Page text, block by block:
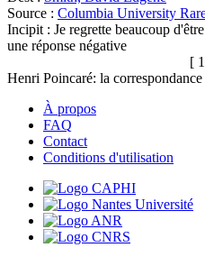
Source : Columbia University
Incipit : Je regrette beaucoup
une réponse négative
[
Henri Poincaré: la correspondance
À propos
FAQ
Contact
Conditions d'utilisation